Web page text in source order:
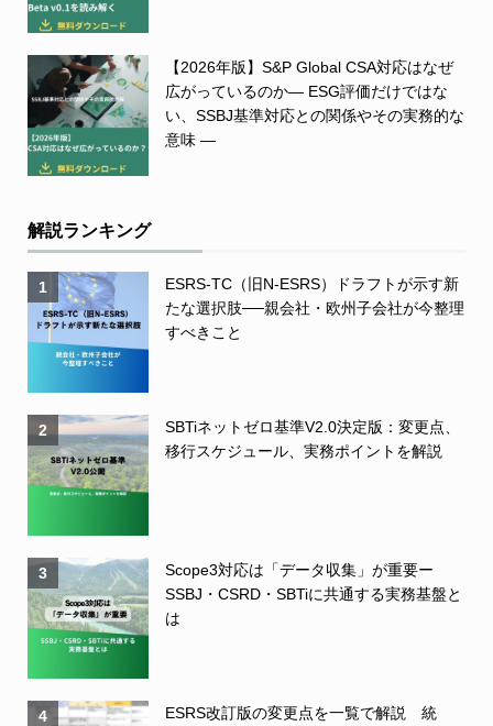
【2026年版】S&P Global CSA対応はなぜ
広がっているのか― ESG評価だけではな
い、SSBJ基準対応との関係やその実務的な
意味 ―
解説ランキング
1
ESRS-TC（旧N-ESRS）ドラフトが示す新
たな選択肢──親会社・欧州子会社が今整理
すべきこと
2
SBTiネットゼロ基準V2.0決定版：変更点、
移行スケジュール、実務ポイントを解説
3
Scope3対応は「データ収集」が重要ー
SSBJ・CSRD・SBTiに共通する実務基盤と
は
4
ESRS改訂版の変更点を一覧で解説 統